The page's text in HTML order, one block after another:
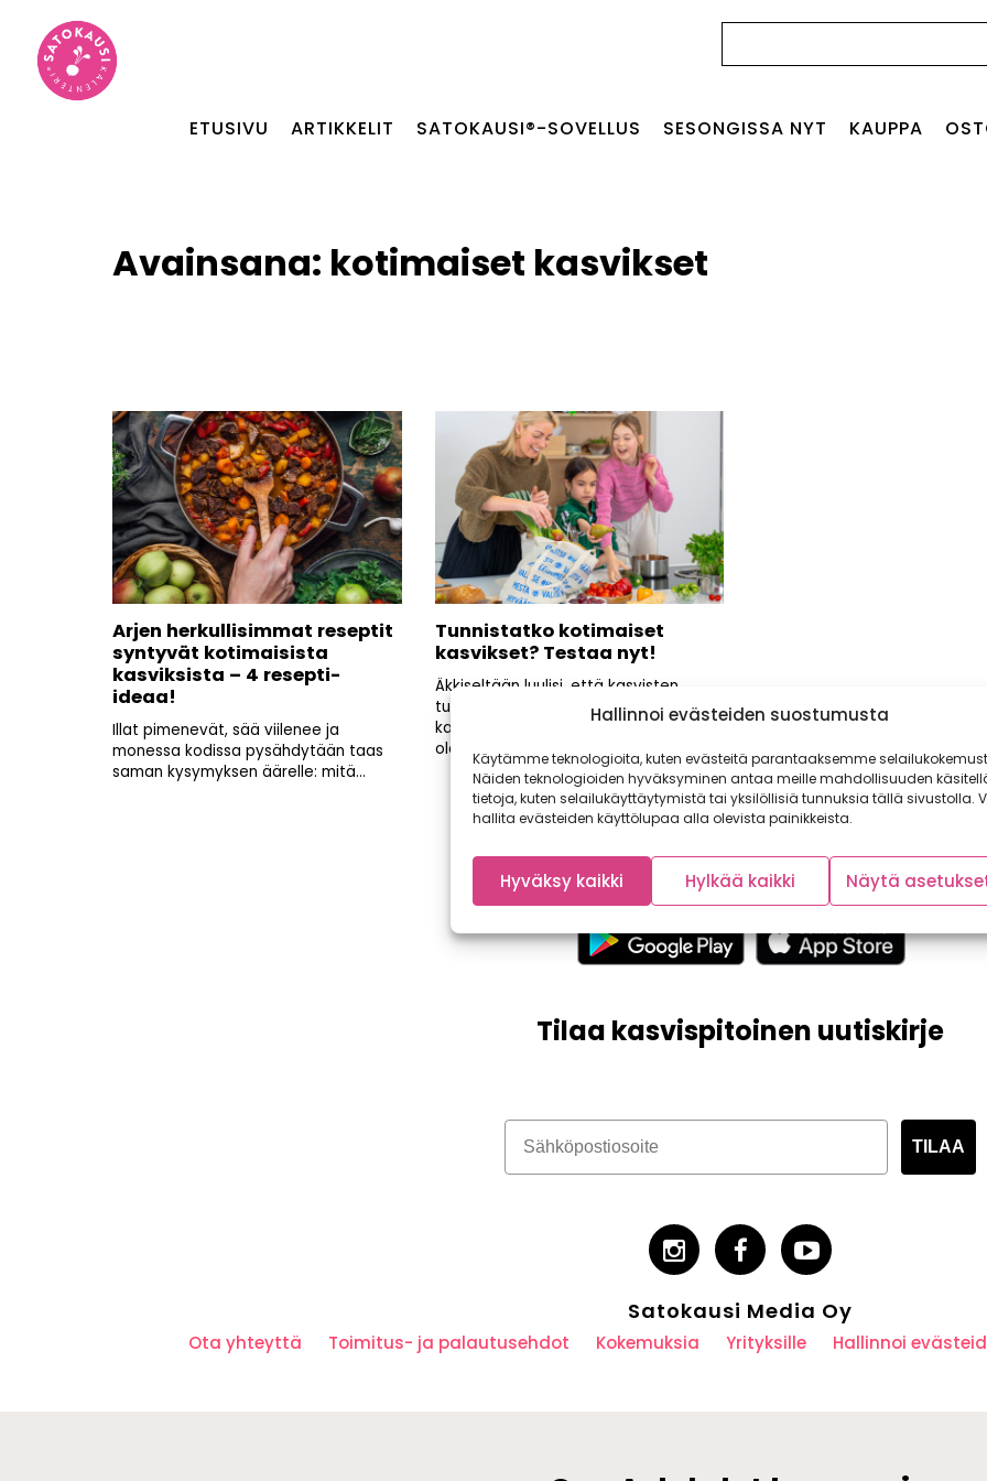
Hallinnoi evästeiden suostumusta
Käytämme teknologioita, kuten evästeitä parantaaksemme
Näiden teknologioiden hyväksyminen antaa meille mahdollisuuden
tietoja, kuten selailukäyttäytymistä tai yksilöllisiä tunnuksia tällä sivustolla.
hallita evästeiden käyttölupaa alla olevista painikkeista.
Hyväksy kaikki Hylkää kaikki Näytä
ETUSIVU ARTIKKELIT SATOKAUSI®-SOVELLUS SESONGISSA NYT KAUPPA
Avainsana: kotimaiset kasvikset
Arjen herkullisimmat reseptit
syntyvät kotimaisista
kasviksista – 4 resepti-
ideaa!
Illat pimenevät, sää viilenee ja
monessa kodissa pysähdytään taas
saman kysymyksen äärelle: mitä...
Tunnistatko kotimaiset
kasvikset? Testaa nyt!
Äkkiseltään luulisi, että kasvisten
tunnistaminen on lasten leikkiä! Kaikki
kasviskaverit eivät kuitenkaan aina
ole...
Tilaa kasvispitoinen uutiskirje
TILAA
Satokausi Media Oy
Ota yhteyttä Toimitus- ja palautusehdot Kokemuksia Yrityksille Hallinnoi